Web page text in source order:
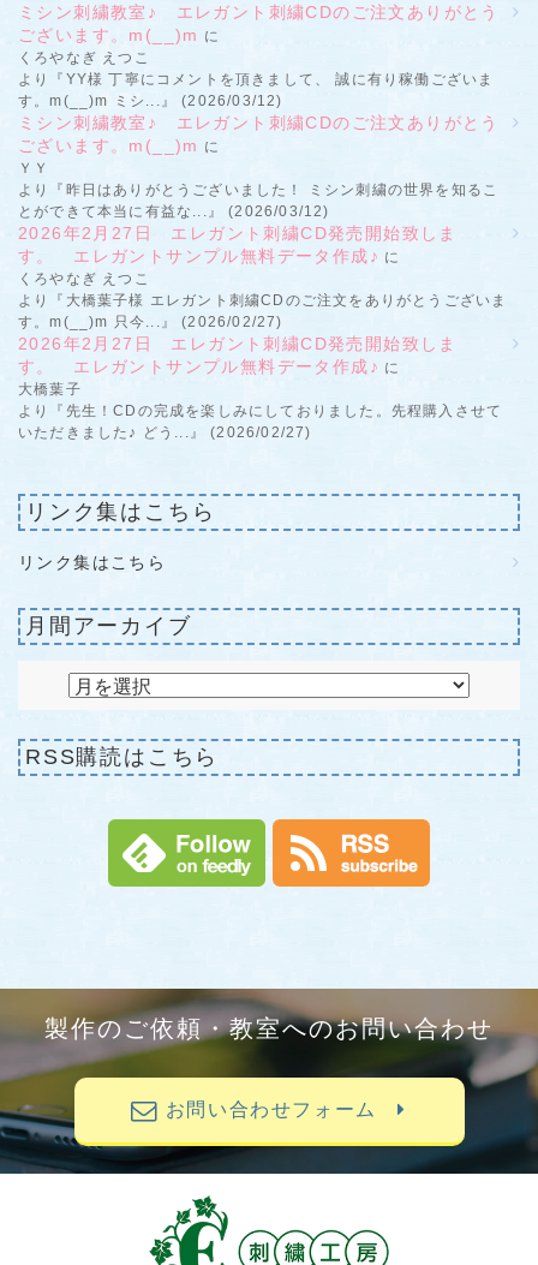
ミシン刺繍教室♪ エレガント刺繍CDのご注文ありがとう
ございます。m(__)m に
くろやなぎ えつこ
より『YY様 丁寧にコメントを頂きまして、 誠に有り稼働ございま
す。m(__)m ミシ...』 (2026/03/12)
ミシン刺繍教室♪ エレガント刺繍CDのご注文ありがとう
ございます。m(__)m に
ＹＹ
より『昨日はありがとうございました！ ミシン刺繍の世界を知るこ
とができて本当に有益な...』 (2026/03/12)
2026年2月27日 エレガント刺繍CD発売開始致しま
す。 エレガントサンプル無料データ作成♪ に
くろやなぎ えつこ
より『大橋葉子様 エレガント刺繍CDのご注文をありがとうございま
す。m(__)m 只今...』 (2026/02/27)
2026年2月27日 エレガント刺繍CD発売開始致しま
す。 エレガントサンプル無料データ作成♪ に
大橋葉子
より『先生！CDの完成を楽しみにしておりました。先程購入させて
いただきました♪ どう...』 (2026/02/27)
リンク集はこちら
リンク集はこちら
月間アーカイブ
RSS購読はこちら
製作のご依頼・教室へのお問い合わせ
お問い合わせフォーム